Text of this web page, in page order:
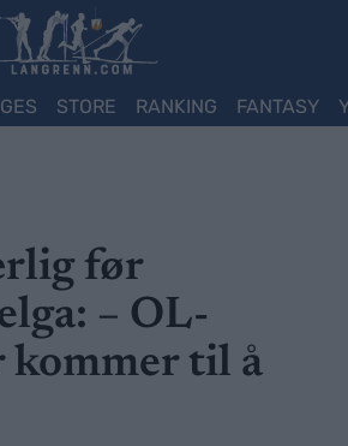
STORE RANKING FANTASY
før
– OL-
kommer til å